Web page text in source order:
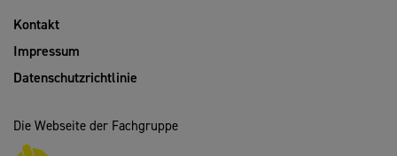
Kontakt
Impressum
Datenschutzrichtlinie
Die Webseite der Fachgruppe